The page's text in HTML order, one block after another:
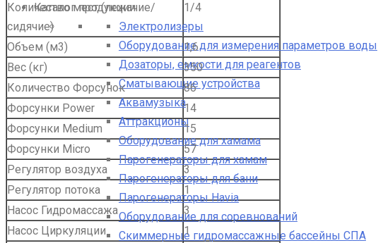
Каталог продукции
Электролизеры
Оборудование для измерения параметров воды
Дозаторы, емкости для реагентов
Сматывающие устройства
Аквамузыка
Аттракционы
Оборудование для хамама
Парогенераторы для хамам
Парогенераторы для бани
Парогенераторы Havia
Оборудование для соревнований
Скиммерные гидромассажные бассейны СПА
Количество мест (лежачие/
сидячие)
1/4
Объем (м3)
1,6
Вес (кг)
350
Количество Форсунок
86
Форсунки Power
14
Форсунки Medium
15
Форсунки Micro
57
Регулятор воздуха
3
Регулятор потока
1
Насос Гидромассажа
3
Насос Циркуляции
1